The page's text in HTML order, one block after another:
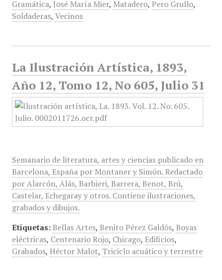
Gramática, José María Mier, Matadero, Pero Grullo,
Soldaderas, Vecinos
La Ilustración Artística, 1893,
Año 12, Tomo 12, No 605, Julio 31
Semanario de literatura, artes y ciencias publicado en
Barcelona, España por Montaner y Simón. Redactado
por Alarcón, Alás, Barbieri, Barrera, Benot, Brú,
Castelar, Echegaray y otros. Contiene ilustraciones,
grabados y dibujos.
Etiquetas: Bellas Artes, Benito Pérez Galdós, Boyas
eléctricas, Centenario Rojo, Chicago, Edificios,
Grabados, Héctor Malot, Triciclo acuático y terrestre